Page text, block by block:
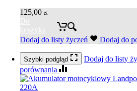
125,00 zł
Do
koszyka
Dodaj do listy życzeń
Dodaj do
Szybki podgląd Dodaj do listy
porównania